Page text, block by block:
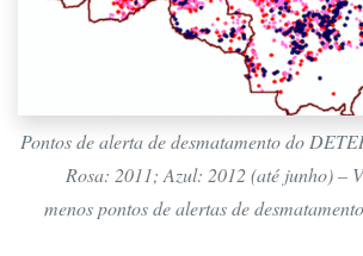
Pontos de alerta de desmatamento do
Rosa: 2011; Azul: 2012 (até junho) –
menos pontos de alertas de